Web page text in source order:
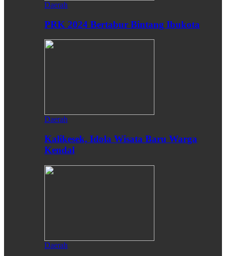
Daerah
PRK 2024 Bertabur Bintang Ibukota
Daerah
Kalikesek, Idola Wisata Baru Warga
Kendal
Daerah